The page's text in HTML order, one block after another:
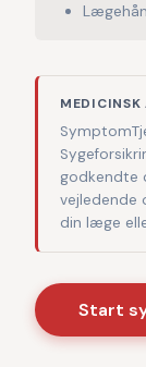
MEDICINSK
godkendte
vejledende
din læge
Start